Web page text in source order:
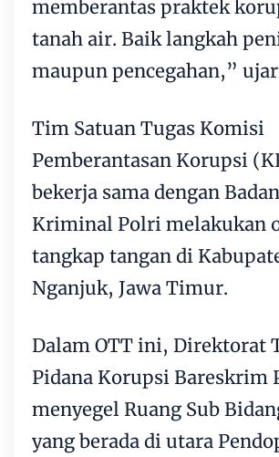
memberantas praktek
tanah air. Baik langkah
maupun pencegahan,”
Tim Satuan Tugas Komisi
Pemberantasan Korupsi
bekerja sama dengan
Kriminal Polri melakukan
tangkap tangan di
Nganjuk, Jawa Timur.
Dalam OTT ini, Direktorat
Pidana Korupsi Bareskrim
menyegel Ruang Sub
yang berada di utara